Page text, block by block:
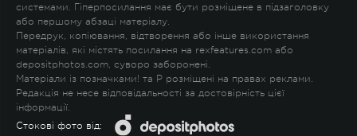
системами. Гіперпосилання має бути розміщене в підзаголовку
або першому абзаці матеріалу.
Передрук, копіювання, відтворення або інше використання
матеріалів, які містять посилання на rexfeatures.com або
depositphotos.com, суворо заборонені.
Матеріали із позначками! та P розміщені на правах реклами.
Редакція не несе відповідальності за достовірність цієї
інформації.
Стокові фото від: